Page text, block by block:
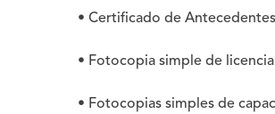
• Certificado de
• Fotocopia simple de
• Fotocopias simples de